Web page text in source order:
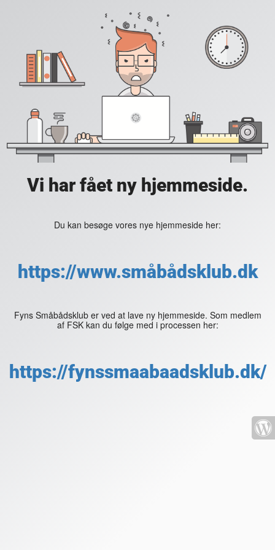
Vi har fået ny hjemmeside.
Du kan besøge vores nye hjemmeside her:
https://www.småbådsklub.dk
Fyns Småbådsklub er ved at lave ny hjemmeside. Som medlem
af FSK kan du følge med i processen her:
https://fynssmaabaadsklub.dk/